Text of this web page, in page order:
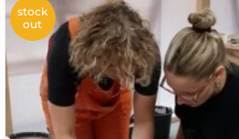
stock
out